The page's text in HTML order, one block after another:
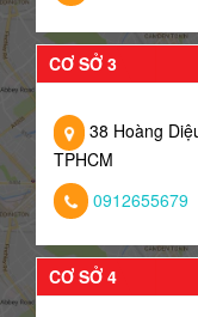
CƠ SỞ 3
38 Hoàng
TPHCM
0912655679
CƠ SỞ 4